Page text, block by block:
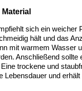
sich ein weicher
hält und das
mit warmem Wasser
Anschließend sollte
trockene und
Lebensdauer und erhält